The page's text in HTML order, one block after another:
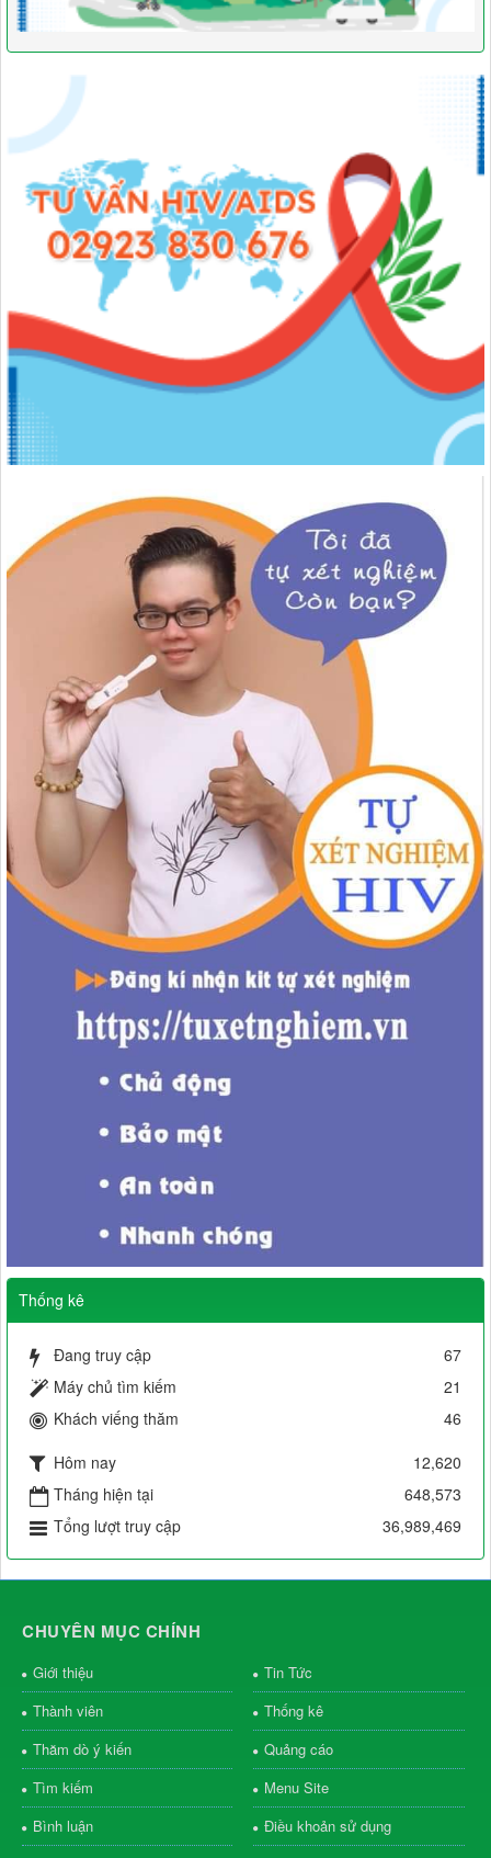
Thống kê
Đang truy cập
67
Máy chủ tìm kiếm
21
Khách viếng thăm
46
Hôm nay
12,620
Tháng hiện tại
648,573
Tổng lượt truy cập
36,989,469
CHUYÊN MỤC CHÍNH
Giới thiệu
Tin Tức
Thành viên
Thống kê
Thăm dò ý kiến
Quảng cáo
Tìm kiếm
Menu Site
Bình luận
Điều khoản sử dụng